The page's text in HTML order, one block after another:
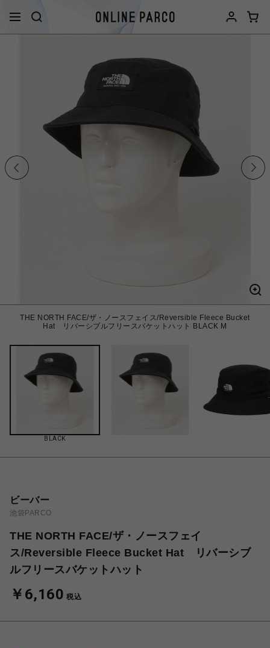
THE NORTH FACE/ザ・ノースフェイス/Reversible Fleece Bucket
Hat リバーシブルフリースバケットハット BLACK M
BLACK
ビーバー
池袋PARCO
THE NORTH FACE/ザ・ノースフェイ
ス/Reversible Fleece Bucket Hat リバーシブ
ルフリースバケットハット
￥6,160 税込